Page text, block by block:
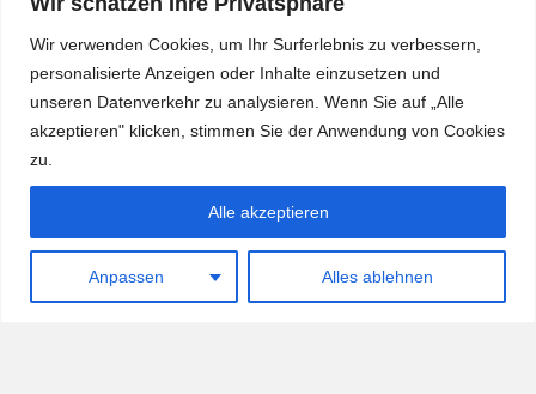
Wir verwenden Cookies, um Ihr Surferlebnis zu verbessern,
personalisierte Anzeigen oder Inhalte einzusetzen und
unseren Datenverkehr zu analysieren. Wenn Sie auf „Alle
akzeptieren" klicken, stimmen Sie der Anwendung von Cookies
zu.
Anpassen Alles ablehnen
Alle akzeptieren
Anwalt Amtshaftung
Heidemann Partner - Kanzlei mit Schwerpunkt